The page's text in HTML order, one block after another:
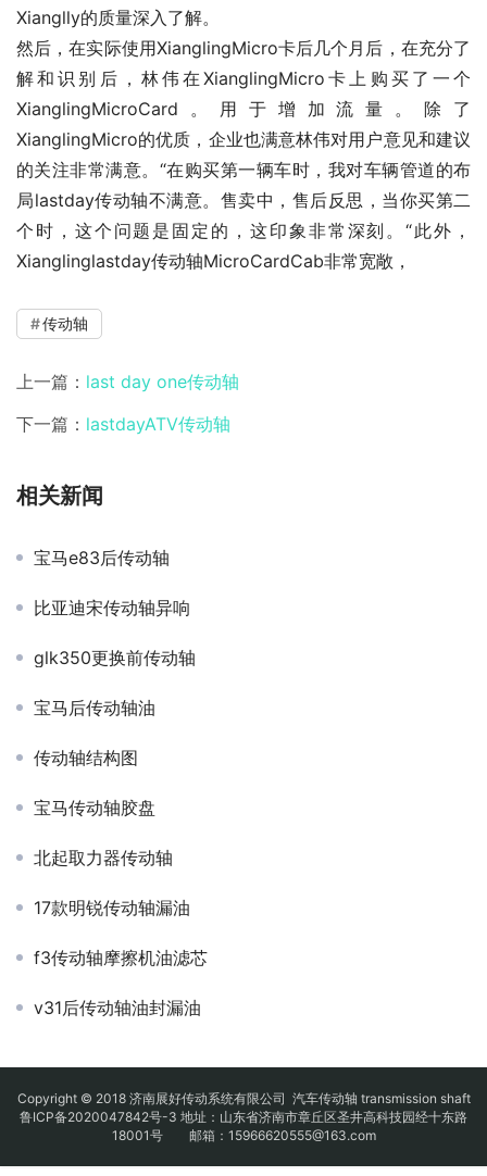
Xianglly的质量深入了解。
然后，在实际使用XianglingMicro卡后几个月后，在充分了
解和识别后，林伟在XianglingMicro卡上购买了一个
XianglingMicroCard。用于增加流量。除了
XianglingMicro的优质，企业也满意林伟对用户意见和建议
的关注非常满意。“在购买第一辆车时，我对车辆管道的布
局lastday传动轴不满意。售卖中，售后反思，当你买第二
个时，这个问题是固定的，这印象非常深刻。“此外，
Xianglinglastday传动轴MicroCardCab非常宽敞，
传动轴
上一篇： last day one传动轴
下一篇： lastdayATV传动轴
相关新闻
宝马e83后传动轴
比亚迪宋传动轴异响
glk350更换前传动轴
宝马后传动轴油
传动轴结构图
宝马传动轴胶盘
北起取力器传动轴
17款明锐传动轴漏油
f3传动轴摩擦机油滤芯
v31后传动轴油封漏油
Copyright © 2018 济南展好传动系统有限公司 汽车传动轴 transmission shaft
鲁ICP备2020047842号-3 地址：山东省济南市章丘区圣井高科技园经十东路
18001号 邮箱：15966620555@163.com